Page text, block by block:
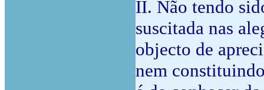
II. Não tendo
suscitada nas
objecto de
nem